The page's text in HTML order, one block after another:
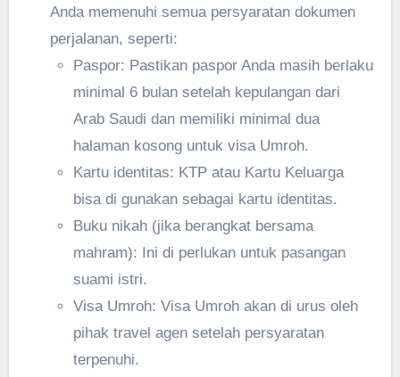
Anda memenuhi semua persyaratan dokumen
perjalanan, seperti:
Paspor: Pastikan paspor Anda masih berlaku
minimal 6 bulan setelah kepulangan dari
Arab Saudi dan memiliki minimal dua
halaman kosong untuk visa Umroh.
Kartu identitas: KTP atau Kartu Keluarga
bisa di gunakan sebagai kartu identitas.
Buku nikah (jika berangkat bersama
mahram): Ini di perlukan untuk pasangan
suami istri.
Visa Umroh: Visa Umroh akan di urus oleh
pihak travel agen setelah persyaratan
terpenuhi.